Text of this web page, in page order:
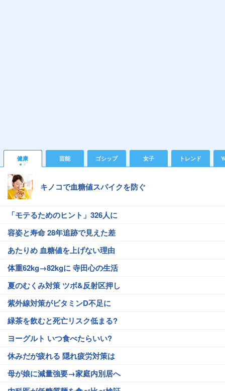
健康 芸能 ゴシップ 女子 トレンド
キノコで血糖値スパイクを防ぐ
「モテるためのヒント」326人に
容姿と寿命 28年追跡で見えた差
あたりめ 血糖値を上げない理由
体重62kg→82kgに 寺田心の生活
夏のむくみ対策 ツボ&反射区押し
紫外線対策がビタミンD不足に
緑茶を飲むと死亡リスク低まる?
ヨーグルト いつ食べたらいい?
休みだが疲れる 隠れ疲労対策は
母が娘に減量強要→家庭内別居へ